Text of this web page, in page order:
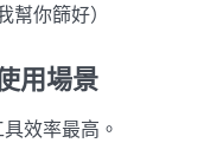
幫你篩好）
用場景
效率最高。